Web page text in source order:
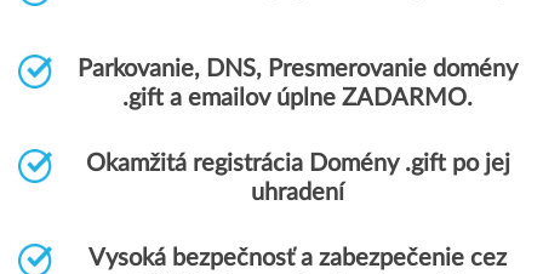
Parkovanie, DNS, Presmerovanie domény
.gift a emailov úplne ZADARMO.
Okamžitá registrácia Domény .gift po jej
uhradení
Vysoká bezpečnosť a zabezpečenie cez